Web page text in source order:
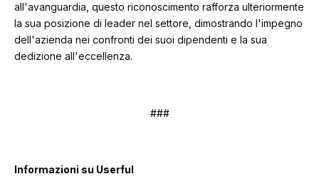
all'avanguardia, questo riconoscimento rafforza ulteriormente
la sua posizione di leader nel settore, dimostrando l'impegno
dell'azienda nei confronti dei suoi dipendenti e la sua
dedizione all'eccellenza.
###
Informazioni su Userful